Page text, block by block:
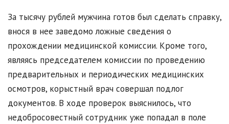
За тысячу рублей мужчина готов был сделать справку,
внося в нее заведомо ложные сведения о
прохождении медицинской комиссии. Кроме того,
являясь председателем комиссии по проведению
предварительных и периодических медицинских
осмотров, корыстный врач совершал подлог
документов. В ходе проверок выяснилось, что
недобросовестный сотрудник уже попадал в поле